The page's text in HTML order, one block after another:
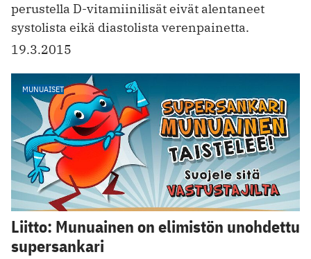
perustella D-vitamiinilisät eivät alentaneet
systolista eikä diastolista verenpainetta.
19.3.2015
MUNUAISET
Liitto: Munuainen on elimistön unohdettu
supersankari